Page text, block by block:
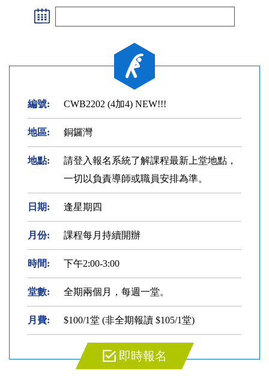
編號: CWB2202 (4加4) NEW!!!
地區: 銅鑼灣
地點:
請登入報名系統了解課程最新上堂地點，
一切以負責導師或職員安排為準。
日期: 逢星期四
月份: 課程每月持續開辦
時間: 下午2:00-3:00
堂數: 全期兩個月，每週一堂。
月費: $100/1堂 (非全期報讀 $105/1堂)
即時報名